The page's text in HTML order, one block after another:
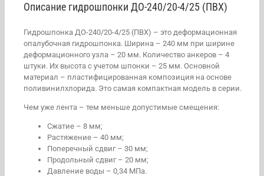
Описание гидрошпонки ДО-240/20-4/25 (ПВХ)
Гидрошпонка ДО-240/20-4/25 (ПВХ) – это деформационная
опалубочная гидрошпонка. Ширина – 240 мм при ширине
деформационного узла – 20 мм. Количество анкеров – 4
штуки. Их высота с учетом шпонки – 25 мм. Основной
материал – пластифицированная композиция на основе
поливинилхлорида. Это самая компактная модель в серии.
Чем уже лента – тем меньше допустимые смещения:
Сжатие – 8 мм;
Растяжение – 40 мм;
Поперечный сдвиг – 30 мм;
Продольный сдвиг – 20 мм;
Давление воды – 0,34 МПа.